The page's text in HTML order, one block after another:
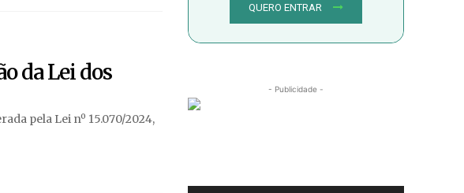
da Lei dos
pela Lei nº 15.070/2024,
QUERO ENTRAR
- Publicidade -